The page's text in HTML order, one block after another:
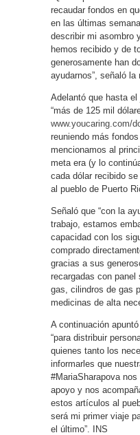
recaudar fondos en
en las últimas
describir mi asombro
hemos recibido y de
generosamente han
ayudarnos”, señaló
Adelantó que hasta
“más de 125 mil
www.youcaring.com/
reuniendo más
mencionamos al
meta era (y lo
cada dólar recibido
al pueblo de Puerto
Señaló que “con la
trabajo, estamos
capacidad con los
comprado
gracias a sus
recargadas con
gas, cilindros de gas
medicinas de alta
A continuación
“para distribuir
quienes tanto los
informarles que
#MariaSharapova
apoyo y nos
estos artículos al
será mi primer viaje
el último”. INS